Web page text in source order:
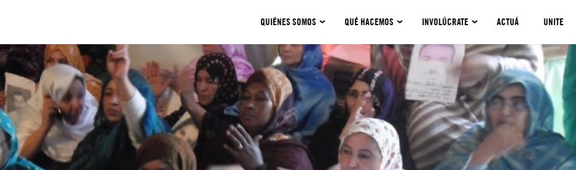
QUIÉNES SOMOS QUÉ HACEMOS INVOLÚCRATE ACTUÁ UNITE